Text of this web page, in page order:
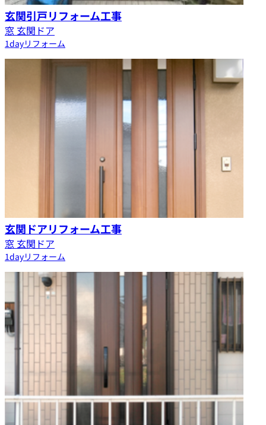
玄関引戸リフォーム工事
窓 玄関ドア
1dayリフォーム
玄関ドアリフォーム工事
窓 玄関ドア
1dayリフォーム